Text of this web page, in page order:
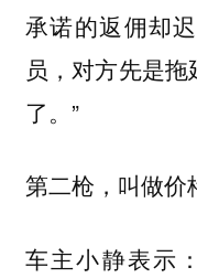
承诺的返佣却
员，对方先是
了。”
第二枪，叫做价
车主小静表示